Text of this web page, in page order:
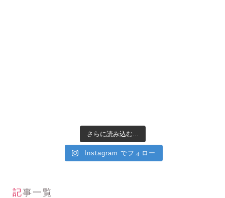
さらに読み込む...
Instagram でフォロー
記事一覧